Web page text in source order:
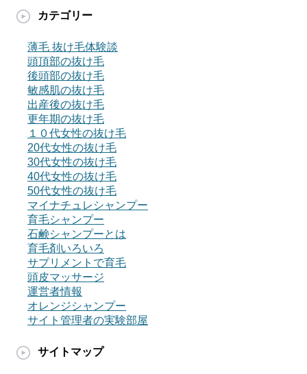
カテゴリー
薄毛 抜け毛体験談
頭頂部の抜け毛
後頭部の抜け毛
敏感肌の抜け毛
出産後の抜け毛
更年期の抜け毛
１０代女性の抜け毛
20代女性の抜け毛
30代女性の抜け毛
40代女性の抜け毛
50代女性の抜け毛
マイナチュレシャンプー
育毛シャンプー
石鹸シャンプーとは
育毛剤いろいろ
サプリメントで育毛
頭皮マッサージ
運営者情報
オレンジシャンプー
サイト管理者の実験部屋
サイトマップ